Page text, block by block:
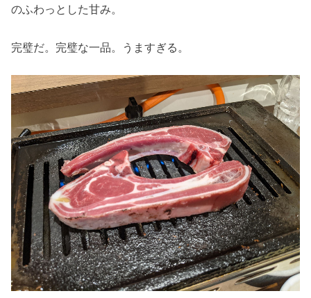
のふわっとした甘み。
完璧だ。完璧な一品。うますぎる。